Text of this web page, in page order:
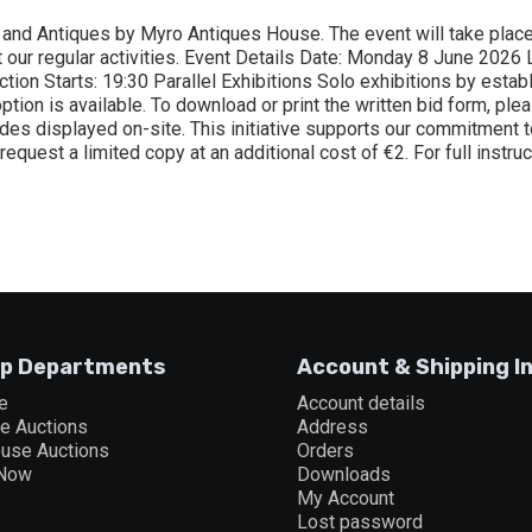
Antiques by Myro Antiques House. The event will take
regular activities. Event Details Date: Monday 8 June 2026
Starts: 19:30 Parallel Exhibitions Solo exhibitions by
is available. To download or print the written bid form,
displayed on-site. This initiative supports our commitment
a limited copy at an additional cost of €2. For full
Departments
Auctions
Auctions
Account & Shipping
Account details
Address
Orders
Downloads
My Account
Lost password